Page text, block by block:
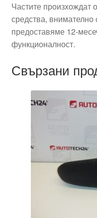
Частите произхождат
средства, внимателно
предоставяме 12-
функционалност.
Свързани